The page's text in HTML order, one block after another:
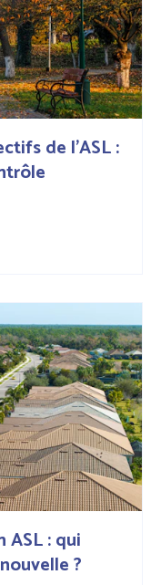
de l'ASL :
ASL : qui
?